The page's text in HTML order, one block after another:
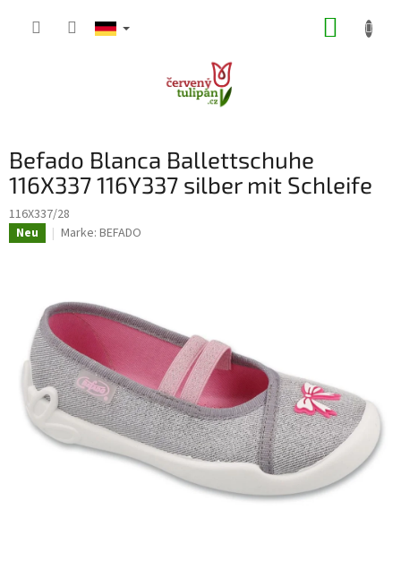
Befado Blanca Ballettschuhe
116X337 116Y337 silber mit Schleife
116X337/28
Neu Marke: BEFADO